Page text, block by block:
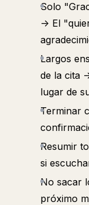
Solo
-> El
Largos
de la cita
lugar de
Terminar
Resumir
si
No sacar
próximo